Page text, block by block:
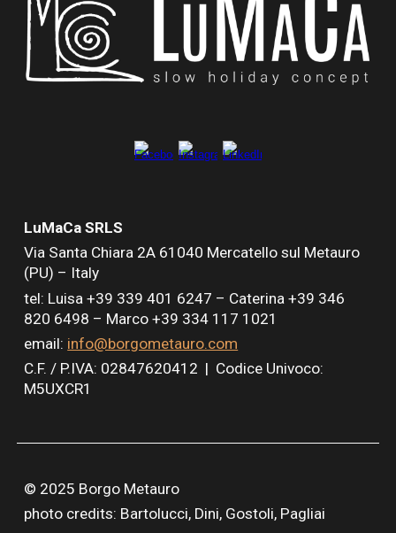
LuMaCa SRLS
Via Santa Chiara 2A 61040 Mercatello sul Metauro
(PU) – Italy
tel: Luisa +39 339 401 6247 – Caterina +39 346
820 6498 – Marco +39 334 117 1021
email: info@borgometauro.com
C.F. / P.IVA: 02847620412 | Codice Univoco:
M5UXCR1
© 2025 Borgo Metauro
photo credits: Bartolucci, Dini, Gostoli, Pagliai